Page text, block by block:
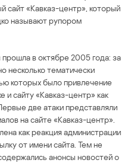
сайт «Кавказ-центр», который
называют рупором
в октябре 2005 года: за
несколько тематически
которых было привлечение
и сайту «Кавказ-центр» как
две атаки представляли
на сайте «Кавказ-центр».
как реакция администрации
от имени сайта. Тем не
анонсы новостей о